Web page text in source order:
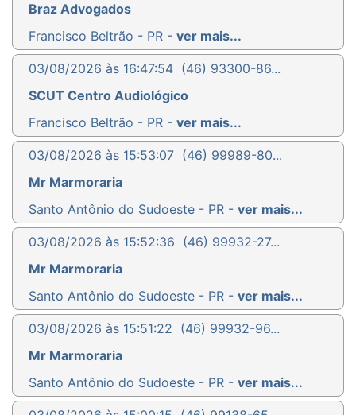
Braz Advogados
Francisco Beltrão - PR - ver mais...
03/08/2026 às 16:47:54 (46) 93300-86...
SCUT Centro Audiológico
Francisco Beltrão - PR - ver mais...
03/08/2026 às 15:53:07 (46) 99989-80...
Mr Marmoraria
Santo Antônio do Sudoeste - PR - ver mais...
03/08/2026 às 15:52:36 (46) 99932-27...
Mr Marmoraria
Santo Antônio do Sudoeste - PR - ver mais...
03/08/2026 às 15:51:22 (46) 99932-96...
Mr Marmoraria
Santo Antônio do Sudoeste - PR - ver mais...